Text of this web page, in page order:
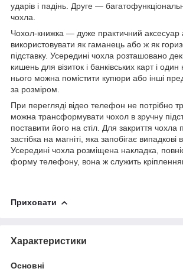
ударів і падінь. Друге ―
чохла.
Чохол-книжка ― дуже практичний
використовувати як гаманець або ж як
підставку. Усередині чохла розташовано
кишень для візиток і банківських карт і
нього можна помістити купюри або інші
за розміром.
При перегляді відео телефон не потрібно
можна трансформувати чохол в зручну
поставити його на стіл. Для закриття чохла
застібка на магніті, яка запобігає випадкові
Усередині чохла розміщена накладка,
форму телефону, вона ж служить
Приховати
Характеристики
Основні